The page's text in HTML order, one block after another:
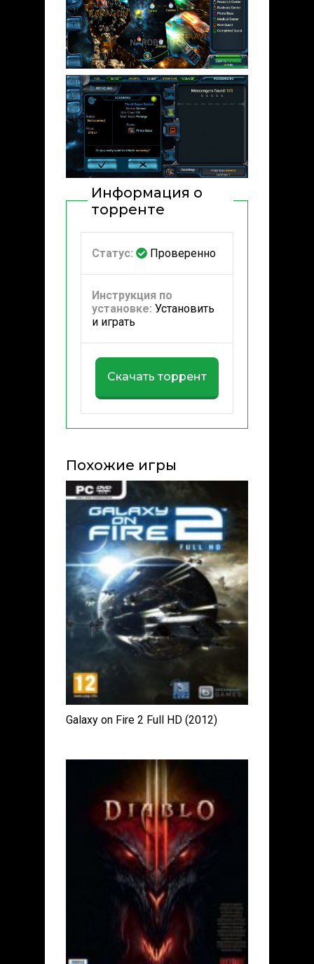
Информация о
торренте
Статус: Проверенно
Инструкция по
установке: Установить
и играть
Скачать торрент
Похожие игры
Galaxy on Fire 2 Full HD (2012)